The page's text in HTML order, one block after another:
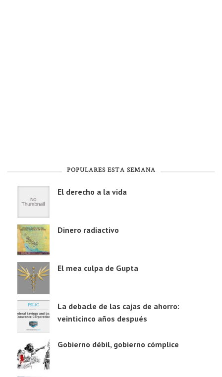
POPULARES ESTA SEMANA
El derecho a la vida
Dinero radiactivo
El mea culpa de Gupta
La debacle de las cajas de ahorro:
veinticinco años después
Gobierno débil, gobierno cómplice